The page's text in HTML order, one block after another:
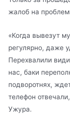
жалоб на
«Когда вывезут
регулярно, даже
Перехвалили
нас, баки
подворотнях,
телефон
Ужура.